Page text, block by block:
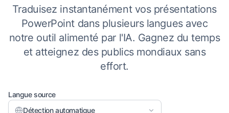
Traduisez instantanément vos présentations
PowerPoint dans plusieurs langues avec
notre outil alimenté par l'IA. Gagnez du temps
et atteignez des publics mondiaux sans
effort.
Langue source
Détection automatique